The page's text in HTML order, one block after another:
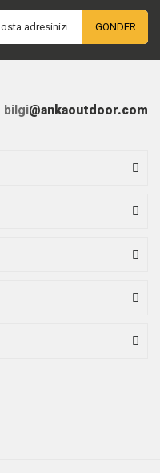
GÖNDER
bilgi@ankaoutdoor.com